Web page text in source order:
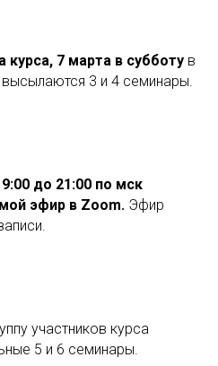
курса, 7 марта в субботу в
высылаются 3 и 4 семинары.
до 21:00 по мск
эфир в Zoom. Эфир
участников курса
5 и 6 семинары.